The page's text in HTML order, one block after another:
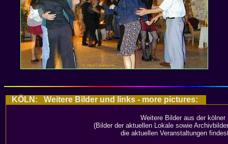
KÖLN: Weitere Bilder und links - more pictures:
Weitere Bilder aus der kölner
(Bilder der aktuellen Lokale sowie
die aktuellen Veranstaltungen